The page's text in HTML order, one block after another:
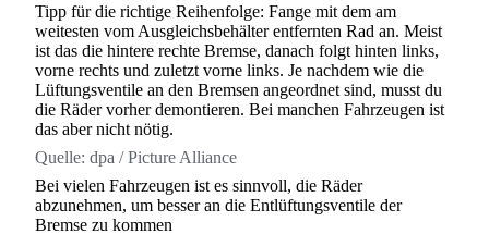
Tipp für die richtige Reihenfolge: Fange mit dem am
weitesten vom Ausgleichsbehälter entfernten Rad an. Meist
ist das die hintere rechte Bremse, danach folgt hinten links,
vorne rechts und zuletzt vorne links. Je nachdem wie die
Lüftungsventile an den Bremsen angeordnet sind, musst du
die Räder vorher demontieren. Bei manchen Fahrzeugen ist
das aber nicht nötig.
Quelle: dpa / Picture Alliance
Bei vielen Fahrzeugen ist es sinnvoll, die Räder
abzunehmen, um besser an die Entlüftungsventile der
Bremse zu kommen